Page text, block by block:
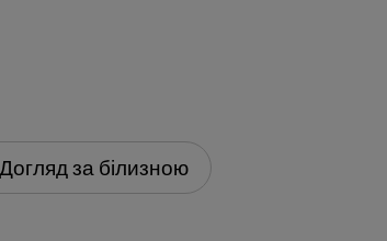
Догляд за білизною